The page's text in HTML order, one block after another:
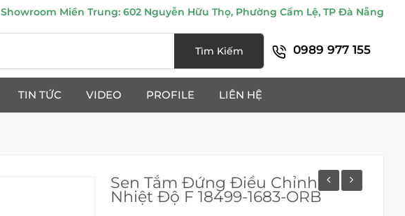
Showroom Miền Trung: 602 Nguyễn Hữu Thọ, Phường Cẩm Lệ, TP Đà Nẵng
Tìm Kiếm 0989 977 155
TIN TỨC VIDEO PROFILE LIÊN HỆ
Sen Tắm Đứng Điều Chỉnh
Nhiệt Độ F 18499-1683-ORB